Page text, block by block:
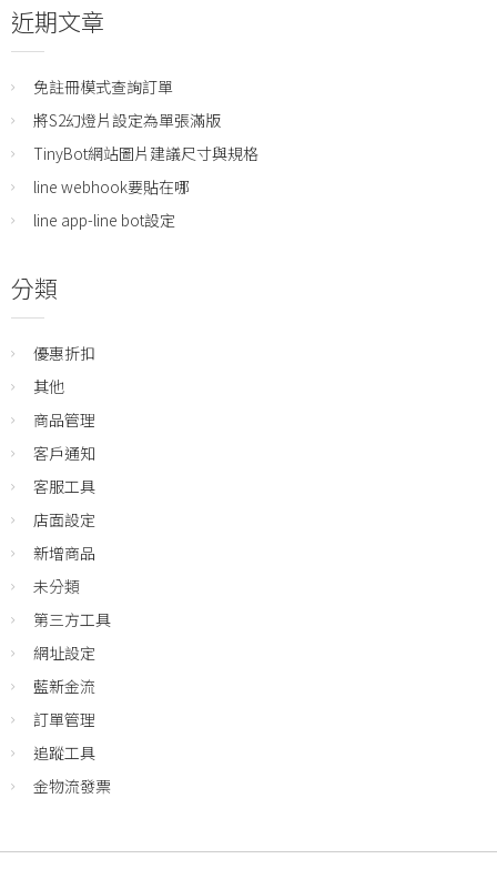
近期文章
免註冊模式查詢訂單
將S2幻燈片設定為單張滿版
TinyBot網站圖片建議尺寸與規格
line webhook要貼在哪
line app-line bot設定
分類
優惠折扣
其他
商品管理
客戶通知
客服工具
店面設定
新增商品
未分類
第三方工具
網址設定
藍新金流
訂單管理
追蹤工具
金物流發票